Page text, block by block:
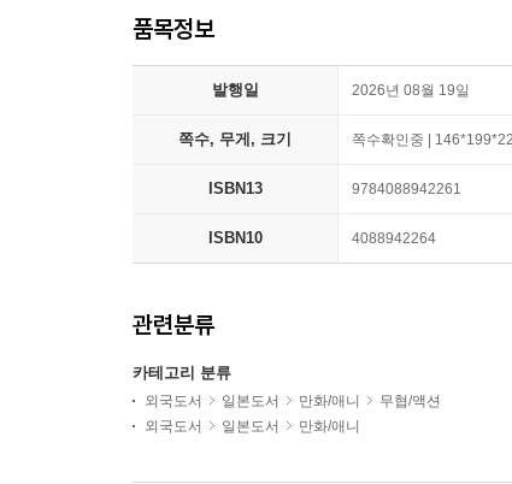
품목정보
발행일 2026년 08월 19일
쪽수, 무게, 크기 쪽수확인중 |
ISBN13 9784088942261
ISBN10 4088942264
관련분류
카테고리 분류
외국도서 일본도서 만화/애니
무협/액션
외국도서
일본도서 만화/애니